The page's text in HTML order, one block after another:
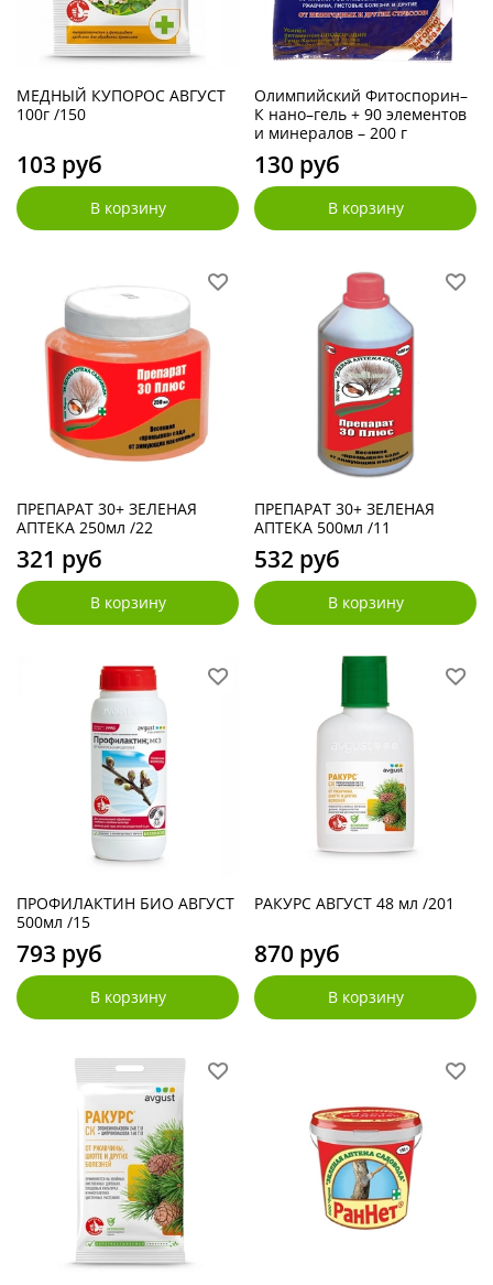
МЕДНЫЙ КУПОРОС АВГУСТ
100г /150
103 руб
В корзину
Олимпийский Фитоспорин–
К нано–гель + 90 элементов
и минералов – 200 г
130 руб
В корзину
ПРЕПАРАТ 30+ ЗЕЛЕНАЯ
АПТЕКА 250мл /22
321 руб
В корзину
ПРЕПАРАТ 30+ ЗЕЛЕНАЯ
АПТЕКА 500мл /11
532 руб
В корзину
ПРОФИЛАКТИН БИО АВГУСТ
500мл /15
793 руб
В корзину
РАКУРС АВГУСТ 48 мл /201
870 руб
В корзину